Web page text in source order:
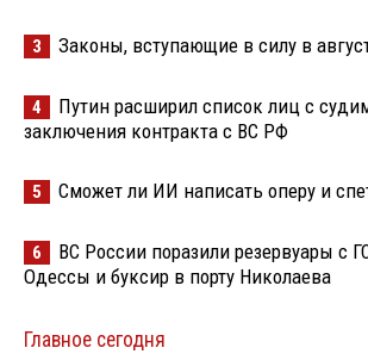
3 Законы, вступающие в силу в
4
Путин расширил список лиц с
заключения контракта с ВС РФ
5 Сможет ли ИИ написать оперу и
6
ВС России поразили резервуары с
Одессы и буксир в порту Николаева
Главное сегодня